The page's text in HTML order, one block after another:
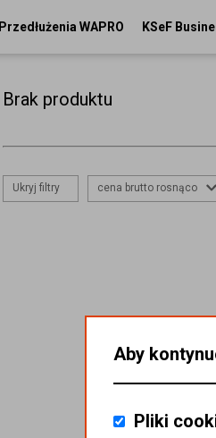
Przedłużenia WAPRO KSeF
Brak produktu
Ukryj filtry cena brutto rosnąco
Aby
Pliki